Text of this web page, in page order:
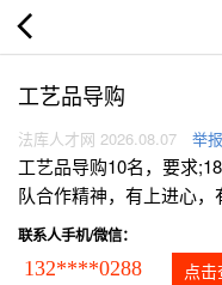
工艺品导购
法库人才网 2026.08.07 举报
工艺品导购10名，要求
队合作精神，有上进心，
联系人手机/微信：
132****0288 点